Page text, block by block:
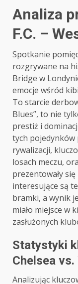
Analiza
F.C. –
Spotkanie
rozgrywane na
Bridge w
emocje wśród
To starcie
Blues”, to nie
prestiż i
tych pojedynków
rywalizacji,
losach meczu,
prezentowały
interesujące są
bramki, a wynik
miało miejsce w
zasłużonych
Statystyki
Chelsea
Analizując